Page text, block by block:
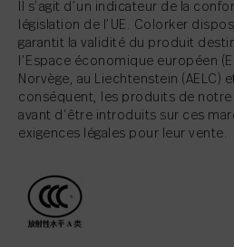
Il s’agit d’un indicateur de la
législation de l’UE. Colorker
garantit la validité du produit
l’Espace économique européen
Norvège, au Liechtenstein (AELC)
conséquent, les produits de
avant d’être introduits sur ces
exigences légales pour leur vente.